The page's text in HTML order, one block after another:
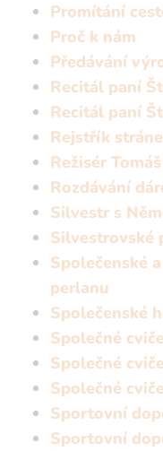
Promítání
Proč k nám
Předávání
Recitál paní
Recitál paní
Rejstřík
Režisér
Rozdávání
Silvestr s
Silvestrovské
Společenské
perlanu
Společenské
Společné
Společné
Společné
Sportovní
Sportovní